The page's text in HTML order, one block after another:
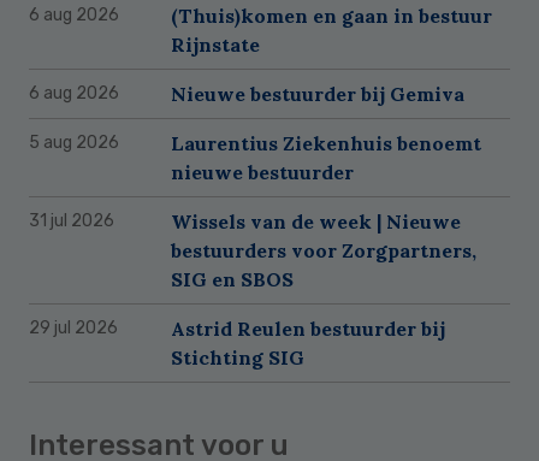
6 aug 2026
(Thuis)komen en gaan in bestuur
Rijnstate
6 aug 2026 Nieuwe bestuurder bij Gemiva
5 aug 2026
Laurentius Ziekenhuis benoemt
nieuwe bestuurder
31 jul 2026
Wissels van de week | Nieuwe
bestuurders voor Zorgpartners,
SIG en SBOS
29 jul 2026
Astrid Reulen bestuurder bij
Stichting SIG
Interessant voor u